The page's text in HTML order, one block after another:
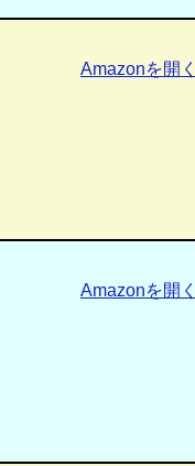
Amazonを開く
Amazonを開く